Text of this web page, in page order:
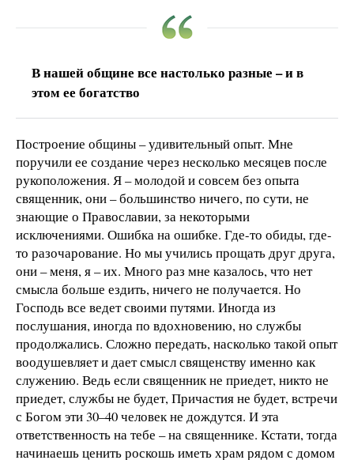
В нашей общине все настолько разные – и в
этом ее богатство
Построение общины – удивительный опыт. Мне
поручили ее создание через несколько месяцев после
рукоположения. Я – молодой и совсем без опыта
священник, они – большинство ничего, по сути, не
знающие о Православии, за некоторыми
исключениями. Ошибка на ошибке. Где-то обиды, где-
то разочарование. Но мы учились прощать друг друга,
они – меня, я – их. Много раз мне казалось, что нет
смысла больше ездить, ничего не получается. Но
Господь все ведет своими путями. Иногда из
послушания, иногда по вдохновению, но службы
продолжались. Сложно передать, насколько такой опыт
воодушевляет и дает смысл священству именно как
служению. Ведь если священник не приедет, никто не
приедет, службы не будет, Причастия не будет, встречи
с Богом эти 30–40 человек не дождутся. И эта
ответственность на тебе – на священнике. Кстати, тогда
начинаешь ценить роскошь иметь храм рядом с домом